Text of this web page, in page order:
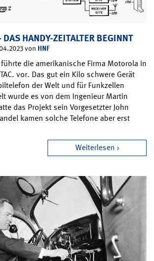
HANDY-ZEITALTER BEGINNT
von HNF
die amerikanische Firma Motorola in
vor. Das gut ein Kilo schwere Gerät
der Welt und für Funkzellen
wurde es von dem Ingenieur Martin
das Projekt sein Vorgesetzter John
kamen solche Telefone aber erst
Weiterlesen